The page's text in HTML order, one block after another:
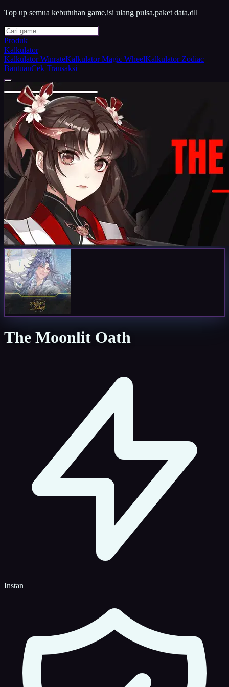
Top up semua kebutuhan game,isi ulang pulsa,paket data,dll
Produk
Kalkulator
Kalkulator WinrateKalkulator Magic WheelKalkulator Zodiac
BantuanCek Transaksi
The Moonlit Oath
Instan